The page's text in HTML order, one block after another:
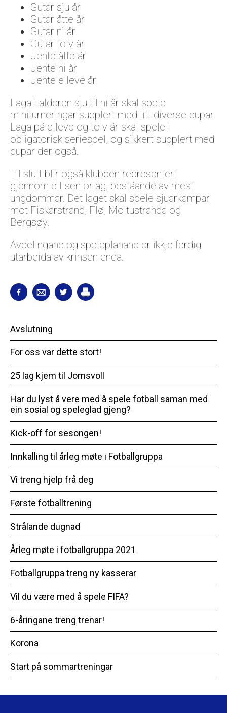
Avslutning
For oss var dette stort!
25 lag kjem til Jomsvoll
Har du lyst å vere med å spele fotball saman med
ein sosial og speleglad gjeng?
Kick-off for sesongen!
Innkalling til årleg møte i Fotballgruppa
Vi treng hjelp frå deg
Første fotballtrening
Strålande dugnad
Årleg møte i fotballgruppa 2021
Fotballgruppa treng ny kasserar
Vil du være med å spele FIFA?
6-åringane treng trenar!
Korona
Start på sommartreningar
Gutar sju år
Gutar åtte år
Gutar ni år
Gutar tolv år
Jente åtte år
Jente ni år
Jente elleve år
Laga i alderen sju til ni år skal spele
miniturneringar supplert med litt diverse cupar.
Laga på elleve og tolv år skal spele i
obligatorisk seriespel, og sikkert supplert med
cupar der også.
Til slutt blir også klubben representert
gjennom eit seniorlag, beståande av mest
ungdommar. Det laget skal spele sjuarkampar
mot Fiskarstrand, Flø, Moltustranda og
Bergsøy.
Avdelingane og speleplanane er ikkje ferdig
utarbeida av krinsen enda.